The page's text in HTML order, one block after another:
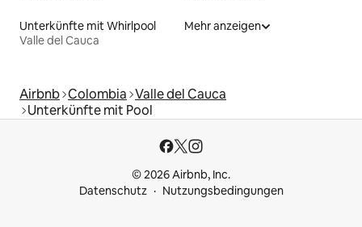
Unterkünfte mit Whirlpool
Valle del Cauca
Mehr anzeigen
Airbnb Colombia Valle del Cauca
Unterkünfte mit Pool
© 2026 Airbnb, Inc.
Datenschutz
Nutzungsbedingungen